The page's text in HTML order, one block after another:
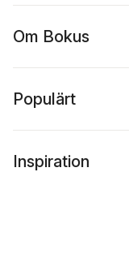
Om Bokus
Populärt
Inspiration